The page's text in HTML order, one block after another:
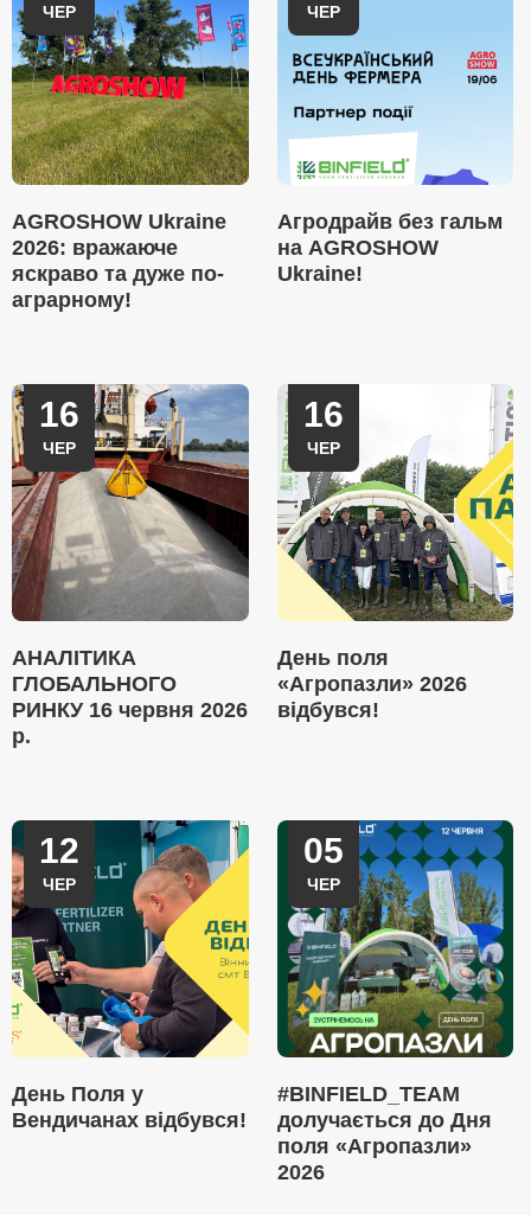
ЧЕР
AGROSHOW Ukraine
2026: вражаюче
яскраво та дуже по-
аграрному!
ЧЕР
Агродрайв без гальм
на AGROSHOW
Ukraine!
16
ЧЕР
АНАЛІТИКА
ГЛОБАЛЬНОГО
РИНКУ 16 червня 2026
р.
16
ЧЕР
День поля
«Агропазли» 2026
відбувся!
12
ЧЕР
День Поля у
Вендичанах відбувся!
05
ЧЕР
#BINFIELD_TEAM
долучається до Дня
поля «Агропазли»
2026